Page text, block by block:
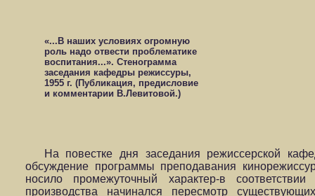
«...В наших условиях огромную
роль надо отвести проблематике
воспитания...». Стенограмма
заседания кафедры режиссуры,
1955 г. (Публикация, предисловие
и комментарии В.Левитовой.)
На повестке дня заседания режиссерской
обсуждение программы преподавания
носило промежуточный характер-в
производства начинался пересмотр